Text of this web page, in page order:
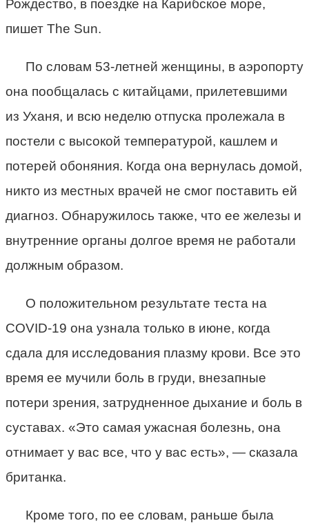
Рождество, в поездке на Карибское море,
пишет The Sun.
По словам 53-летней женщины, в аэропорту
она пообщалась с китайцами, прилетевшими
из Уханя, и всю неделю отпуска пролежала в
постели с высокой температурой, кашлем и
потерей обоняния. Когда она вернулась домой,
никто из местных врачей не смог поставить ей
диагноз. Обнаружилось также, что ее железы и
внутренние органы долгое время не работали
должным образом.
О положительном результате теста на
COVID-19 она узнала только в июне, когда
сдала для исследования плазму крови. Все это
время ее мучили боль в груди, внезапные
потери зрения, затрудненное дыхание и боль в
суставах. «Это самая ужасная болезнь, она
отнимает у вас все, что у вас есть», — сказала
британка.
Кроме того, по ее словам, раньше была